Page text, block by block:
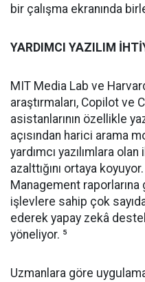
bir çalışma ekranında
YARDIMCI YAZILIM
MIT Media Lab ve
araştırmaları, Copilot ve
asistanlarının özellikle
açısından harici arama
yardımcı yazılımlara
azalttığını ortaya
Management
işlevlere sahip çok
ederek yapay zekâ
yöneliyor. ⁵
Uzmanlara göre